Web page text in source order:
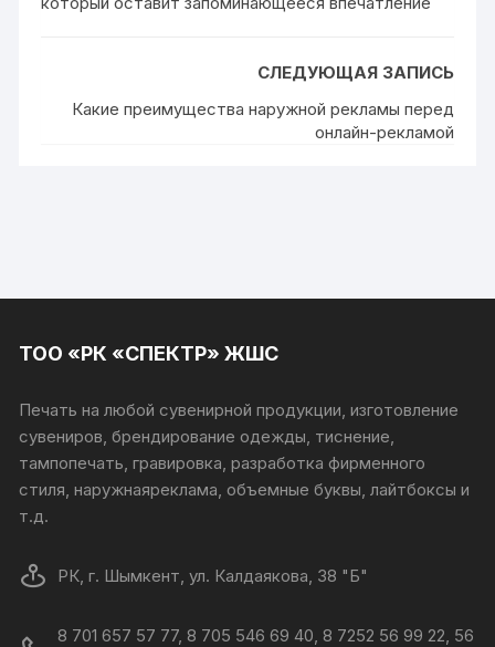
СЛЕДУЮЩАЯ ЗАПИСЬ
Какие преимущества наружной рекламы перед
онлайн-рекламой
ТОО «РК «СПЕКТР» ЖШС
Печать на любой сувенирной продукции, изготовление
сувениров, брендирование одежды, тиснение,
тампопечать, гравировка, разработка фирменного
стиля, наружнаяреклама, объемные буквы, лайтбоксы и
т.д.
РК, г. Шымкент, ул. Калдаякова, 38 "Б"
8 701 657 57 77, 8 705 546 69 40, 8 7252 56 99 22, 56